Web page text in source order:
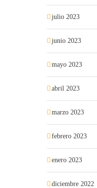
julio 2023
junio 2023
mayo 2023
abril 2023
marzo 2023
febrero 2023
enero 2023
diciembre 2022